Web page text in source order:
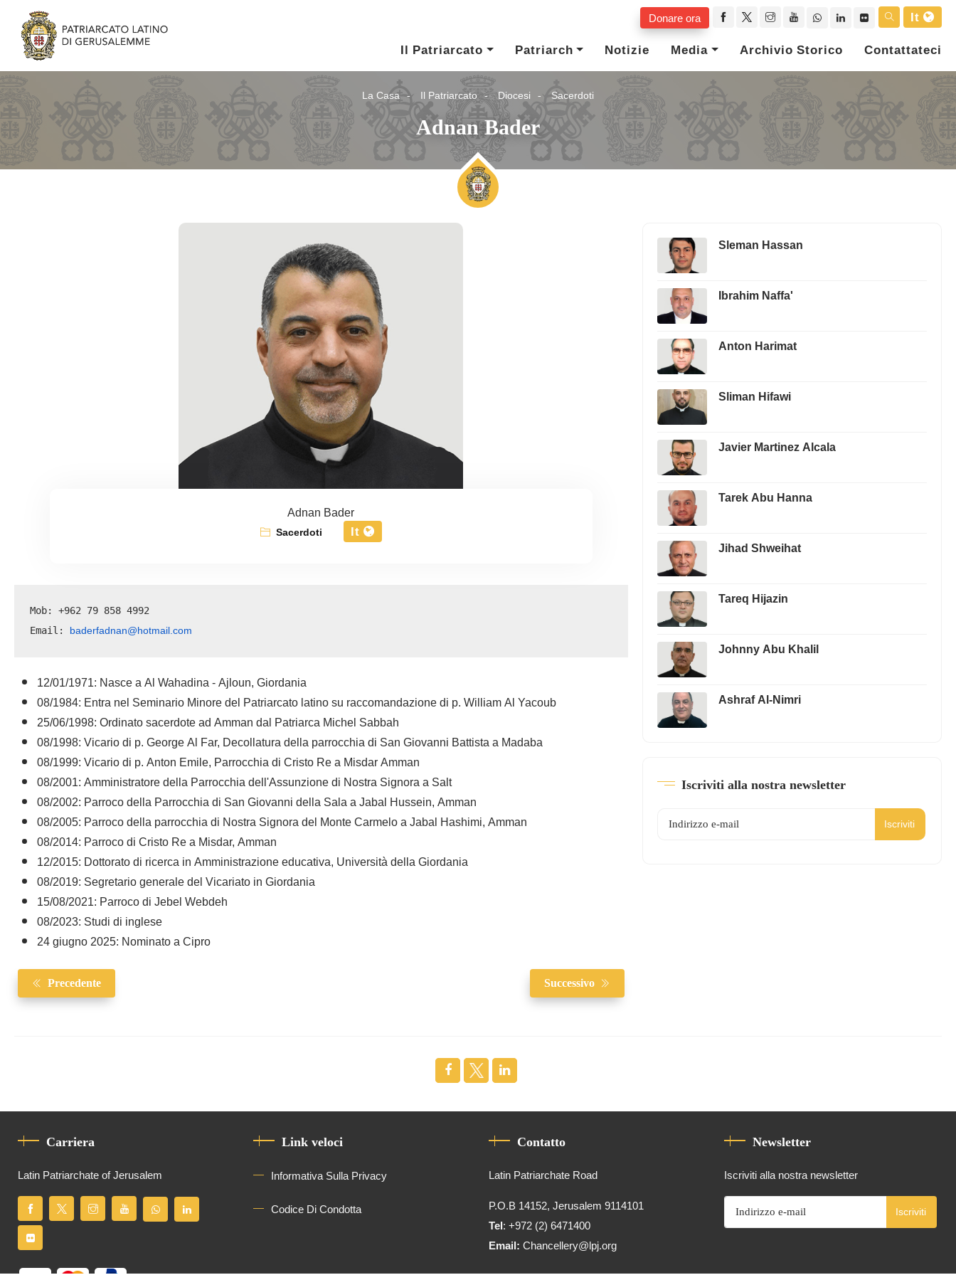
Donare ora
It
Il Patriarcato
Patriarch Notizie Media Archivio Storico Contattateci
La Casa Il Patriarcato Diocesi Sacerdoti
Adnan Bader
Adnan Bader
Sacerdoti It
Mob: +962 79 858 4992
Email: baderfadnan@hotmail.com
12/01/1971: Nasce a Al Wahadina - Ajloun, Giordania
08/1984: Entra nel Seminario Minore del Patriarcato latino su raccomandazione di p. William Al Yacoub
25/06/1998: Ordinato sacerdote ad Amman dal Patriarca Michel Sabbah
08/1998: Vicario di p. George Al Far, Decollatura della parrocchia di San Giovanni Battista a Madaba
08/1999: Vicario di p. Anton Emile, Parrocchia di Cristo Re a Misdar Amman
08/2001: Amministratore della Parrocchia dell'Assunzione di Nostra Signora a Salt
08/2002: Parroco della Parrocchia di San Giovanni della Sala a Jabal Hussein, Amman
08/2005: Parroco della parrocchia di Nostra Signora del Monte Carmelo a Jabal Hashimi, Amman
08/2014: Parroco di Cristo Re a Misdar, Amman
12/2015: Dottorato di ricerca in Amministrazione educativa, Università della Giordania
08/2019: Segretario generale del Vicariato in Giordania
15/08/2021: Parroco di Jebel Webdeh
08/2023: Studi di inglese
24 giugno 2025: Nominato a Cipro
Precedente Successivo
Sleman Hassan
Ibrahim Naffa'
Anton Harimat
Sliman Hifawi
Javier Martinez Alcala
Tarek Abu Hanna
Jihad Shweihat
Tareq Hijazin
Johnny Abu Khalil
Ashraf Al-Nimri
Iscriviti alla nostra newsletter
Iscriviti
Carriera
Latin Patriarchate of Jerusalem
Link veloci
Informativa Sulla Privacy
Codice Di Condotta
Contatto
Latin Patriarchate Road
P.O.B 14152, Jerusalem 9114101
Tel: +972 (2) 6471400
Email:Chancellery@lpj.org
Newsletter
Iscriviti alla nostra newsletter
Iscriviti